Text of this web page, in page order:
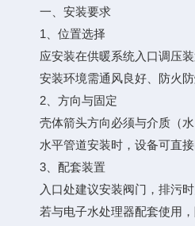
一、安装要求
1、位置选择
应安装在供暖系统入口调压装
安装环境需通风良好、防火防
2、方向与固定
壳体箭头方向必须与介质（水
水平管道安装时，设备可直接
3、配套装置
入口处建议安装阀门，排污时
若与电子水处理器配套使用，